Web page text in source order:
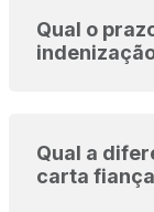
Qual o
Qual a
carta